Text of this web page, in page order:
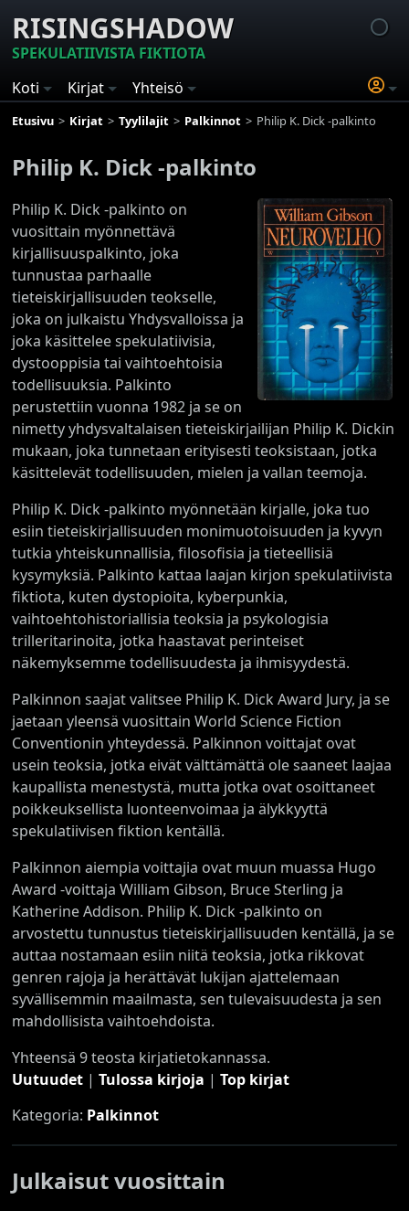
RISINGSHADOW
SPEKULATIIVISTA FIKTIOTA
Koti
Kirjat Yhteisö
Etusivu Kirjat Tyylilajit Palkinnot Philip K. Dick -palkinto
Philip K. Dick -palkinto
Philip K. Dick -palkinto on
vuosittain myönnettävä
kirjallisuuspalkinto, joka
tunnustaa parhaalle
tieteiskirjallisuuden teokselle,
joka on julkaistu Yhdysvalloissa ja
joka käsittelee spekulatiivisia,
dystooppisia tai vaihtoehtoisia
todellisuuksia. Palkinto
perustettiin vuonna 1982 ja se on
nimetty yhdysvaltalaisen tieteiskirjailijan Philip K. Dickin
mukaan, joka tunnetaan erityisesti teoksistaan, jotka
käsittelevät todellisuuden, mielen ja vallan teemoja.
Philip K. Dick -palkinto myönnetään kirjalle, joka tuo
esiin tieteiskirjallisuuden monimuotoisuuden ja kyvyn
tutkia yhteiskunnallisia, filosofisia ja tieteellisiä
kysymyksiä. Palkinto kattaa laajan kirjon spekulatiivista
fiktiota, kuten dystopioita, kyberpunkia,
vaihtoehtohistoriallisia teoksia ja psykologisia
trilleritarinoita, jotka haastavat perinteiset
näkemyksemme todellisuudesta ja ihmisyydestä.
Palkinnon saajat valitsee Philip K. Dick Award Jury, ja se
jaetaan yleensä vuosittain World Science Fiction
Conventionin yhteydessä. Palkinnon voittajat ovat
usein teoksia, jotka eivät välttämättä ole saaneet laajaa
kaupallista menestystä, mutta jotka ovat osoittaneet
poikkeuksellista luonteenvoimaa ja älykkyyttä
spekulatiivisen fiktion kentällä.
Palkinnon aiempia voittajia ovat muun muassa Hugo
Award -voittaja William Gibson, Bruce Sterling ja
Katherine Addison. Philip K. Dick -palkinto on
arvostettu tunnustus tieteiskirjallisuuden kentällä, ja se
auttaa nostamaan esiin niitä teoksia, jotka rikkovat
genren rajoja ja herättävät lukijan ajattelemaan
syvällisemmin maailmasta, sen tulevaisuudesta ja sen
mahdollisista vaihtoehdoista.
Yhteensä 9 teosta kirjatietokannassa.
Uutuudet |Tulossa kirjoja |Top kirjat
Kategoria: Palkinnot
Julkaisut vuosittain